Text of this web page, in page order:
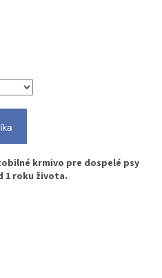
krmivo pre dospelé psy
1 roku života.